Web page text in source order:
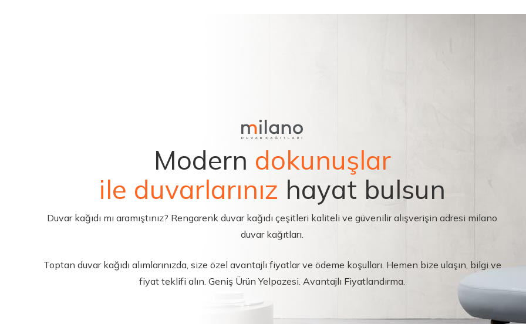
Modern dokunuşlar
ile duvarlarınız hayat bulsun
Duvar kağıdı mı aramıştınız? Rengarenk duvar kağıdı çeşitleri kaliteli ve güvenilir alışverişin adresi milano
duvar kağıtları.
Toptan duvar kağıdı alımlarınızda, size özel avantajlı fiyatlar ve ödeme koşulları. Hemen bize ulaşın, bilgi ve
fiyat teklifi alın. Geniş Ürün Yelpazesi. Avantajlı Fiyatlandırma.